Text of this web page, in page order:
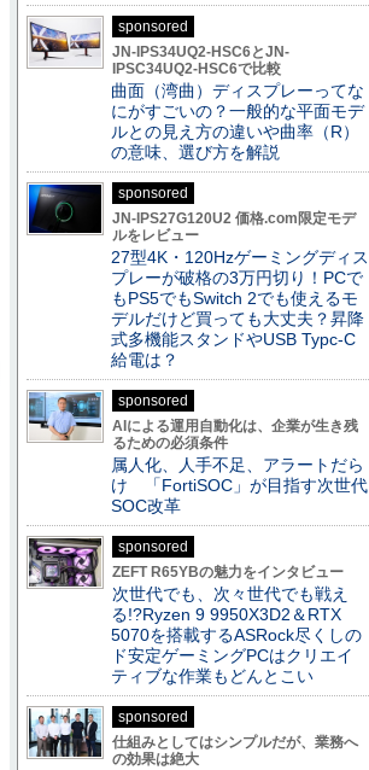
sponsored
JN-IPS34UQ2-HSC6とJN-
IPSC34UQ2-HSC6で比較
曲面（湾曲）ディスプレーってな
にがすごいの？一般的な平面モデ
ルとの見え方の違いや曲率（R）
の意味、選び方を解説
sponsored
JN-IPS27G120U2 価格.com限定モデ
ルをレビュー
27型4K・120Hzゲーミングディス
プレーが破格の3万円切り！PCで
もPS5でもSwitch 2でも使えるモ
デルだけど買っても大丈夫？昇降
式多機能スタンドやUSB Typc-C
給電は？
sponsored
AIによる運用自動化は、企業が生き残
るための必須条件
属人化、人手不足、アラートだら
け 「FortiSOC」が目指す次世代
SOC改革
sponsored
ZEFT R65YBの魅力をインタビュー
次世代でも、次々世代でも戦え
る!?Ryzen 9 9950X3D2＆RTX
5070を搭載するASRock尽くしの
ド安定ゲーミングPCはクリエイ
ティブな作業もどんとこい
sponsored
仕組みとしてはシンプルだが、業務へ
の効果は絶大